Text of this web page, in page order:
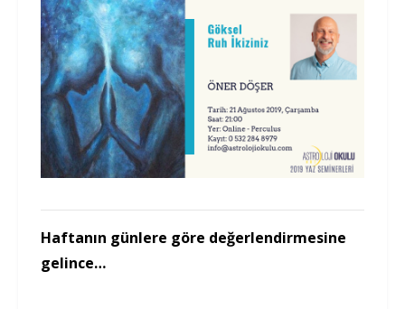
Haftanın günlere göre değerlendirmesine
gelince…